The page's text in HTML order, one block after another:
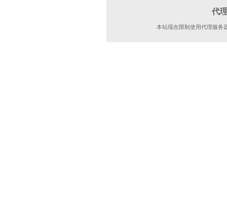
代
本站现在限制使用代理服务